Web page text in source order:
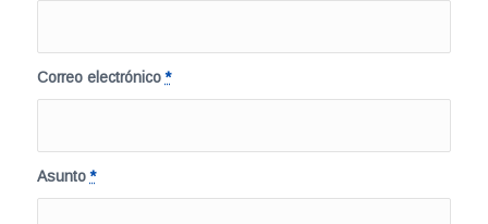
Correo electrónico*
Asunto*